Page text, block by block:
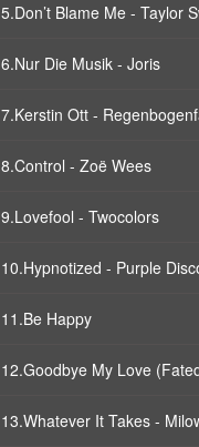
5.Don’t Blame Me - Taylor
6.Nur Die Musik - Joris
7.Kerstin Ott -
8.Control - Zoë Wees
9.Lovefool - Twocolors
10.Hypnotized - Purple
11.Be Happy
12.Goodbye My Love
13.Whatever It Takes -